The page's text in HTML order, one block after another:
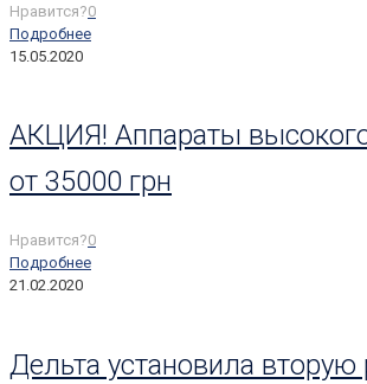
Нравится?0
Подробнее
15.05.2020
АКЦИЯ! Аппараты
от 35000 грн
Нравится?0
Подробнее
21.02.2020
Дельта установила вторую